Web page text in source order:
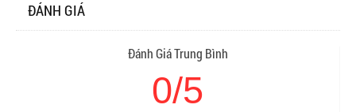
ĐÁNH GIÁ
Đánh Giá Trung Bình
0/5